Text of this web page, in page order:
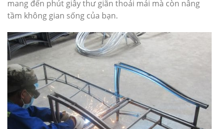
mang đến phút giây thư giãn thoải mái mà còn nâng
tầm không gian sống của bạn.